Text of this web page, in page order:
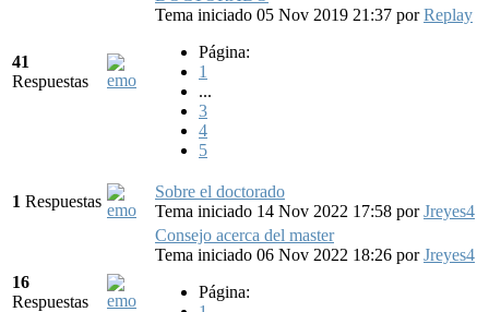
41
Respuestas
Tema iniciado 05 Nov 2019 21:37 porReplay
Página:
1
...
3
4
5
1 Respuestas
Sobre el doctorado
Tema iniciado 14 Nov 2022 17:58 porJreyes4
16
Respuestas
Consejo acerca del master
Tema iniciado 06 Nov 2022 18:26 porJreyes4
Página: